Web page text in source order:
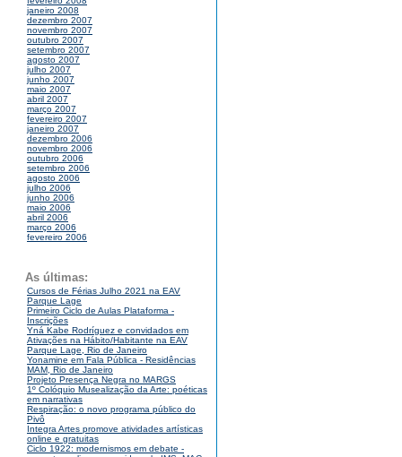
janeiro 2008
dezembro 2007
novembro 2007
outubro 2007
setembro 2007
agosto 2007
julho 2007
junho 2007
maio 2007
abril 2007
março 2007
fevereiro 2007
janeiro 2007
dezembro 2006
novembro 2006
outubro 2006
setembro 2006
agosto 2006
julho 2006
junho 2006
maio 2006
abril 2006
março 2006
fevereiro 2006
As últimas:
Cursos de Férias Julho 2021 na EAV
Parque Lage
Primeiro Ciclo de Aulas Plataforma -
Inscrições
Yná Kabe Rodríguez e convidados em
Ativações na Hábito/Habitante na EAV
Parque Lage, Rio de Janeiro
Yonamine em Fala Pública - Residências
MAM, Rio de Janeiro
Projeto Presença Negra no MARGS
1º Colóquio Musealização da Arte: poéticas
em narrativas
Respiração: o novo programa público do
Pivô
Integra Artes promove atividades artísticas
online e gratuitas
Ciclo 1922: modernismos em debate -